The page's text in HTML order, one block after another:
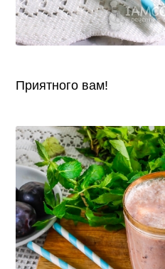
Приятного вам!